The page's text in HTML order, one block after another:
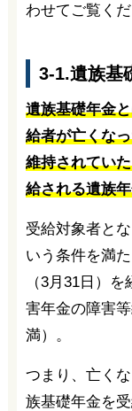
わせてご覧くだ
3-1.遺族基
遺族基礎年金
給者が亡くな
維持されてい
給される遺族
受給対象者と
いう条件を満
（3月31日）
害年金の障害
満）。
つまり、亡く
族基礎年金を受